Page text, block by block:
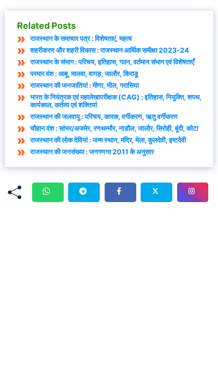
Related Posts
राजस्थान के समाचार पत्र : विशेषताएं, महत्व
शहरीकरण और शहरी विकास : राजस्थान आर्थिक समीक्षा 2023-24
राजस्थान के संभाग : परिचय, इतिहास, गठन, वर्तमान संभाग एवं विशेषताएँ
परमार वंश : आबू, मालवा, वागड़, जालौर, किराडू
राजस्थान की जनजातियां : मीणा, भील, गरासिया
भारत के नियंत्रक एवं महालेखापरीक्षक (CAG) : इतिहास, नियुक्ति, शपथ,
कार्यकाल, कर्तव्य एवं शक्तियां
राजस्थान की जलवायु : परिचय, कारक, वर्गीकरण, ऋतु वर्गीकरण
चौहान वंश : सांभर/अजमेर, रणथम्भौर, नाडौल, जालौर, सिरोही, बूंदी, कोटा
राजस्थान की लोक देवियां : जन्म स्थान, मंदिर, मेला, कुलदेवी, इष्टदेवी
राजस्थान की जनसंख्या : जनगणना 2011 के अनुसार